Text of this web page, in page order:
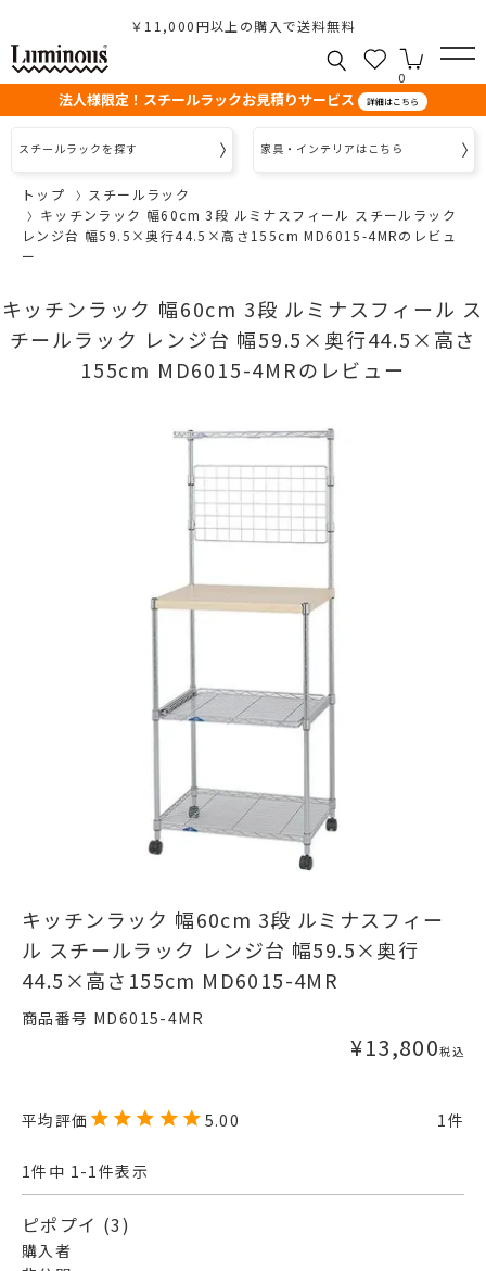
￥11,000円以上の購入で送料無料
0
法人様限定！スチールラックお見積りサービス 詳細はこちら
スチールラックを探す 家具・インテリアはこちら
トップ
スチールラック
キッチンラック 幅60cm 3段 ルミナスフィール スチールラック
レンジ台 幅59.5×奥行44.5×高さ155cm MD6015-4MRのレビュ
ー
キッチンラック 幅60cm 3段 ルミナスフィール ス
チールラック レンジ台 幅59.5×奥行44.5×高さ
155cm MD6015-4MRのレビュー
キッチンラック 幅60cm 3段 ルミナスフィー
ル スチールラック レンジ台 幅59.5×奥行
44.5×高さ155cm MD6015-4MR
商品番号 MD6015-4MR
¥13,800税込
5.00 1
1件中 1 -1 件表示
ピポプイ 3
購入者